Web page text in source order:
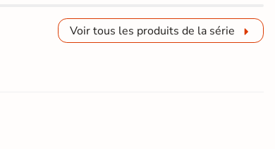
Voir tous les produits de la série